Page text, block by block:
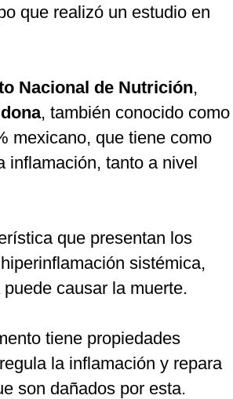
que realizó un estudio en
Nacional de Nutrición,
, también conocido como
mexicano, que tiene como
inflamación, tanto a nivel
que presentan los
sistémica,
causar la muerte.
tiene propiedades
la inflamación y repara
son dañados por esta.